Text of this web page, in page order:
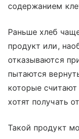
содержанием
Раньше хлеб
продукт или,
отказываются
пытаются
которые
хотят получать
Такой продукт